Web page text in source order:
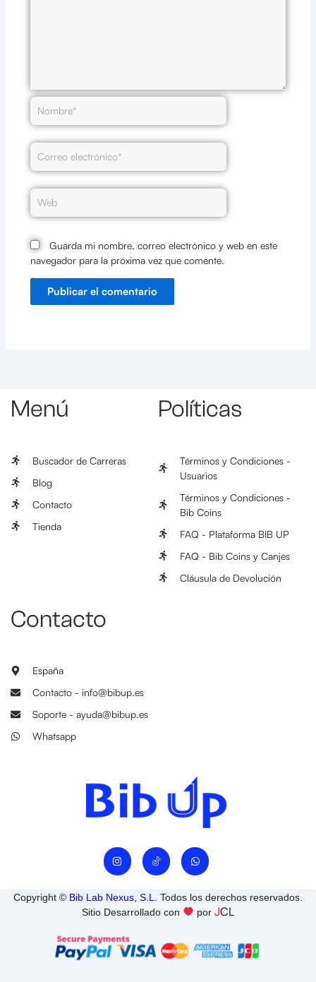
Nombre*
Correo
electrónico*
Web
Guarda mi nombre, correo electrónico y web en este
navegador para la próxima vez que comente.
I
n
a
g
r
W
h
s
a
p
p
Menú
Buscador de Carreras
Blog
Contacto
Tienda
Políticas
Términos y Condiciones -
Usuarios
Términos y Condiciones -
Bib Coins
FAQ - Plataforma BIB UP
FAQ - Bib Coins y Canjes
Cláusula de Devolución
Contacto
España
Contacto - info@bibup.es
Soporte - ayuda@bibup.es
Whatsapp
Copyright © Bib Lab Nexus, S.L
. Todos los derechos reservados.
Sitio Desarrollado con
por JCL